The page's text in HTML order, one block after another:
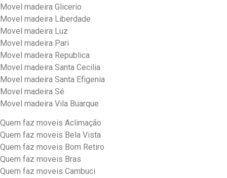
Movel madeira Glicerio
Movel madeira Liberdade
Movel madeira Luz
Movel madeira Pari
Movel madeira Republica
Movel madeira Santa Cecilia
Movel madeira Santa Efigenia
Movel madeira Sé
Movel madeira Vila Buarque
Quem faz moveis Aclimação
Quem faz moveis Bela Vista
Quem faz moveis Bom Retiro
Quem faz moveis Bras
Quem faz moveis Cambuci